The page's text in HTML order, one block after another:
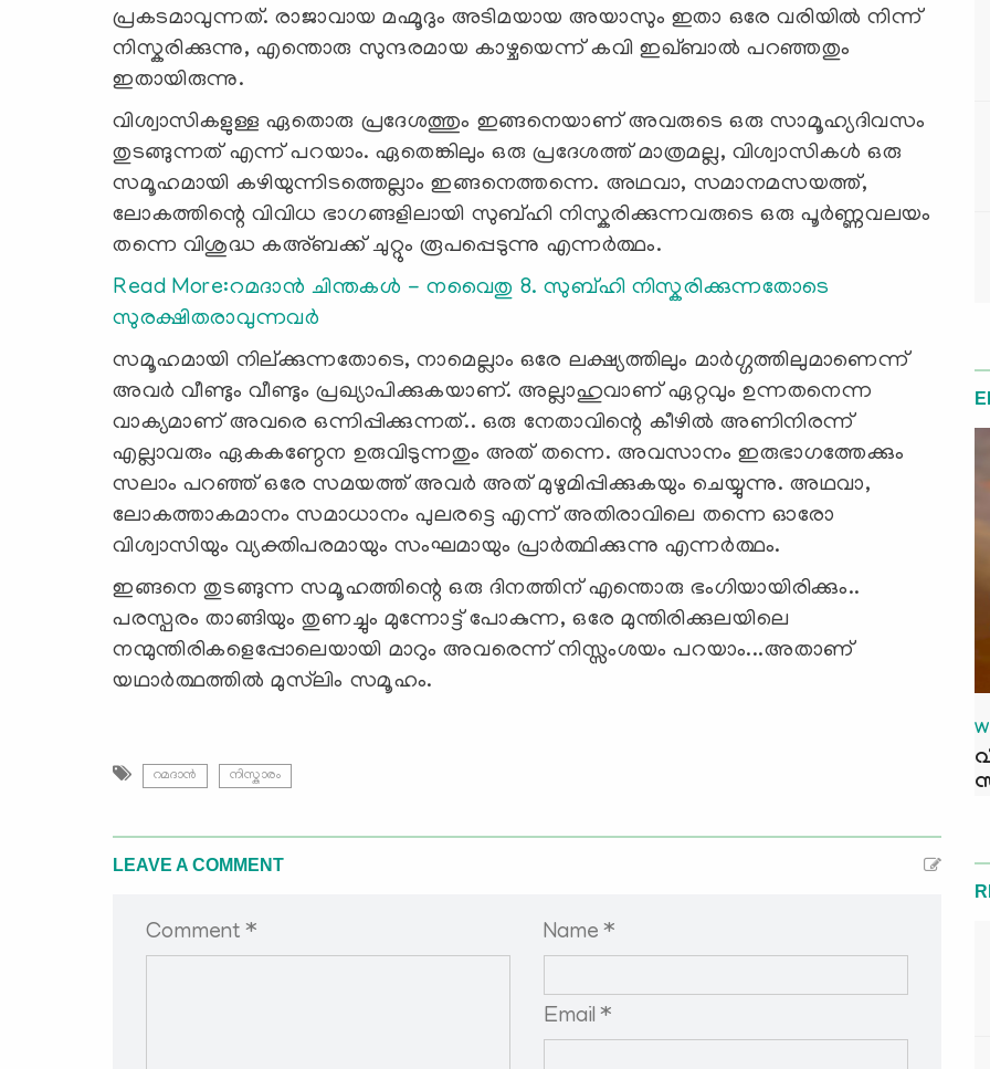
പ്രകടമാവുന്നത്. രാജാവായ മഹ്മൂദും അടിമയായ അയാസും ഇതാ ഒരേ വരിയില്‍ നിന്ന്
നിസ്കരിക്കുന്നു, എന്തൊരു സുന്ദരമായ കാഴ്ചയെന്ന് കവി ഇഖ്ബാല്‍ പറഞ്ഞതും
ഇതായിരുന്നു.
വിശ്വാസികളുള്ള ഏതൊരു പ്രദേശത്തും ഇങ്ങനെയാണ് അവരുടെ ഒരു സാമൂഹ്യദിവസം
തുടങ്ങുന്നത് എന്ന് പറയാം. ഏതെങ്കിലും ഒരു പ്രദേശത്ത് മാത്രമല്ല, വിശ്വാസികള്‍ ഒരു
സമൂഹമായി കഴിയുന്നിടത്തെല്ലാം ഇങ്ങനെത്തന്നെ. അഥവാ, സമാനമസയത്ത്,
ലോകത്തിന്റെ വിവിധ ഭാഗങ്ങളിലായി സുബ്ഹി നിസ്കരിക്കുന്നവരുടെ ഒരു പൂര്‍ണ്ണവലയം
തന്നെ വിശുദ്ധ കഅ്ബക്ക് ചുറ്റും രൂപപ്പെടുന്നു എന്നര്‍ത്ഥം.
Read More:റമദാന്‍ ചിന്തകള്‍ - നവൈതു 8. സുബ്ഹി നിസ്കരിക്കുന്നതോടെ
സുരക്ഷിതരാവുന്നവര്‍
സമൂഹമായി നില്ക്കുന്നതോടെ, നാമെല്ലാം ഒരേ ലക്ഷ്യത്തിലും മാര്‍ഗ്ഗത്തിലുമാണെന്ന്
അവര്‍ വീണ്ടും വീണ്ടും പ്രഖ്യാപിക്കുകയാണ്. അല്ലാഹുവാണ് ഏറ്റവും ഉന്നതനെന്ന
വാക്യമാണ് അവരെ ഒന്നിപ്പിക്കുന്നത്.. ഒരു നേതാവിന്റെ കീഴില്‍ അണിനിരന്ന്
എല്ലാവരും ഏകകണ്ഠേന ഉരുവിടുന്നതും അത് തന്നെ. അവസാനം ഇരുഭാഗത്തേക്കും
സലാം പറഞ്ഞ് ഒരേ സമയത്ത് അവര്‍ അത് മുഴുമിപ്പിക്കുകയും ചെയ്യുന്നു. അഥവാ,
ലോകത്താകമാനം സമാധാനം പുലരട്ടെ എന്ന് അതിരാവിലെ തന്നെ ഓരോ
വിശ്വാസിയും വ്യക്തിപരമായും സംഘമായും പ്രാര്‍ത്ഥിക്കുന്നു എന്നര്‍ത്ഥം.
ഇങ്ങനെ തുടങ്ങുന്ന സമൂഹത്തിന്റെ ഒരു ദിനത്തിന് എന്തൊരു ഭംഗിയായിരിക്കും..
പരസ്പരം താങ്ങിയും തുണച്ചും മുന്നോട്ട് പോകുന്ന, ഒരേ മുന്തിരിക്കുലയിലെ
നന്മുന്തിരികളെപ്പോലെയായി മാറും അവരെന്ന് നിസ്സംശയം പറയാം...അതാണ്
യഥാര്‍ത്ഥത്തില്‍ മുസ്‍ലിം സമൂഹം.
റമദാന്‍ നിസ്കാരം
LEAVE A COMMENT
Comment * Name *
Email *